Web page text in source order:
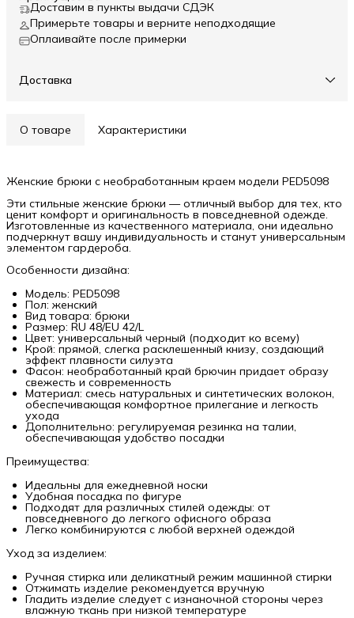
Доставим в пункты выдачи СДЭК
Примерьте товары и верните неподходящие
Оплаивайте после примерки
Доставка
О товаре Характеристики
Женские брюки с необработанным краем модели PED5098
Эти стильные женские брюки — отличный выбор для тех, кто
ценит комфорт и оригинальность в повседневной одежде.
Изготовленные из качественного материала, они идеально
подчеркнут вашу индивидуальность и станут универсальным
элементом гардероба.
Особенности дизайна:
Модель: PED5098
Пол: женский
Вид товара: брюки
Размер: RU 48/EU 42/L
Цвет: универсальный черный (подходит ко всему)
Крой: прямой, слегка расклешенный книзу, создающий
эффект плавности силуэта
Фасон: необработанный край брючин придает образу
свежесть и современность
Материал: смесь натуральных и синтетических волокон,
обеспечивающая комфортное прилегание и легкость
ухода
Дополнительно: регулируемая резинка на талии,
обеспечивающая удобство посадки
Преимущества:
Идеальны для ежедневной носки
Удобная посадка по фигуре
Подходят для различных стилей одежды: от
повседневного до легкого офисного образа
Легко комбинируются с любой верхней одеждой
Уход за изделием:
Ручная стирка или деликатный режим машинной стирки
Отжимать изделие рекомендуется вручную
Гладить изделие следует с изнаночной стороны через
влажную ткань при низкой температуре